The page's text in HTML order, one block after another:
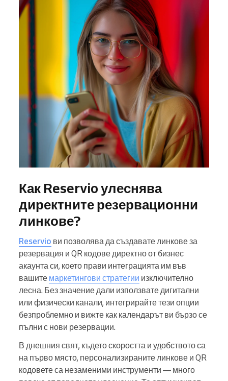
Как Reservio улеснява
директните резервационни
линкове?
Reservio ви позволява да създавате линкове за
резервация и QR кодове директно от бизнес
акаунта си, което прави интеграцията им във
вашите маркетингови стратегии изключително
лесна. Без значение дали използвате дигитални
или физически канали, интегрирайте тези опции
безпроблемно и вижте как календарът ви бързо се
пълни с нови резервации.
В днешния свят, където скоростта и удобството са
на първо място, персонализираните линкове и QR
кодовете са незаменими инструменти — много